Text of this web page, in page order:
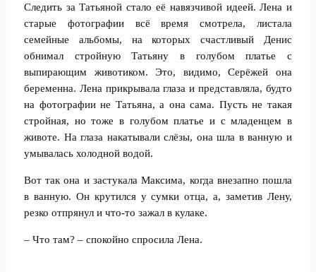
Следить за Татьяной стало её навязчивой идеей. Лена и
старые фотографии всё время смотрела, листала
семейные альбомы, на которых счастливый Денис
обнимал стройную Татьяну в голубом платье с
выпирающим животиком. Это, видимо, Серёжей она
беременна. Лена прикрывала глаза и представляла, будто
на фотографии не Татьяна, а она сама. Пусть не такая
стройная, но тоже в голубом платье и с младенцем в
животе. На глаза накатывали слёзы, она шла в ванную и
умывалась холодной водой.
Вот так она и застукала Максима, когда внезапно пошла
в ванную. Он крутился у сумки отца, а, заметив Лену,
резко отпрянул и что-то зажал в кулаке.
– Что там? – спокойно спросила Лена.